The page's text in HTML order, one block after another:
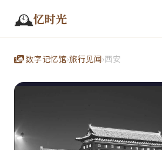
🕰️忆时光
数字记忆馆›旅行见闻›西安